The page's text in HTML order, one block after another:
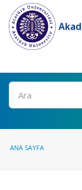
Ara
ANA SAYFA